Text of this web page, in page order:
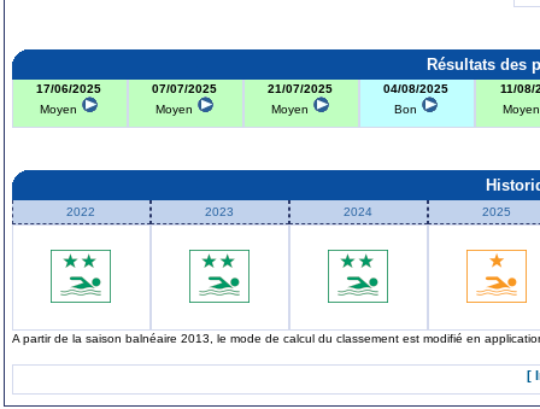
Résultats des
17/06/2025
Moyen
07/07/2025
Moyen
21/07/2025
Moyen
04/08/2025
Bon
11/08/
2022 2023 2024 2025
A partir de la saison balnéaire 2013, le mode de calcul du classement est modifié en
[